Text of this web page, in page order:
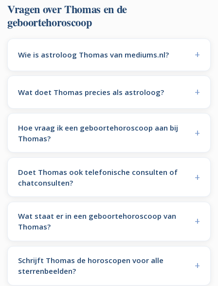
Vragen over Thomas en de
geboortehoroscoop
Wie is astroloog Thomas van mediums.nl?
Wat doet Thomas precies als astroloog?
Hoe vraag ik een geboortehoroscoop aan bij
Thomas?
Doet Thomas ook telefonische consulten of
chatconsulten?
Wat staat er in een geboortehoroscoop van
Thomas?
Schrijft Thomas de horoscopen voor alle
sterrenbeelden?